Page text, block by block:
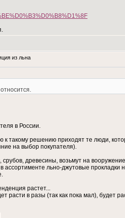
из льна
в России.
к такому решению приходят те люди,
на выбор покупателя).
древесины, возьмут на
льно-джутовые
растет...
в разы (так как пока мал), будет